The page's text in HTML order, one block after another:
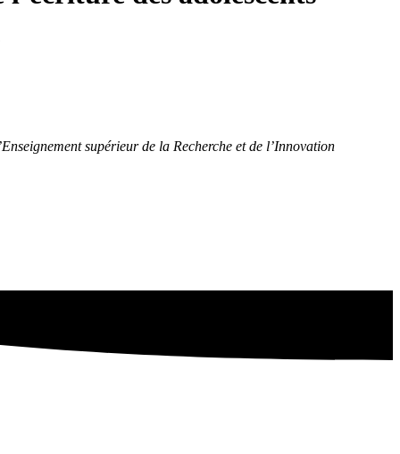
supérieur de la Recherche et de l’Innovation